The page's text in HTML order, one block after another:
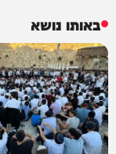
באותו נושא